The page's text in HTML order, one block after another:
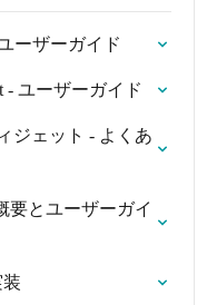
ーザーガイド
- ユーザーガイド
ジェット - よくあ
要とユーザーガイ